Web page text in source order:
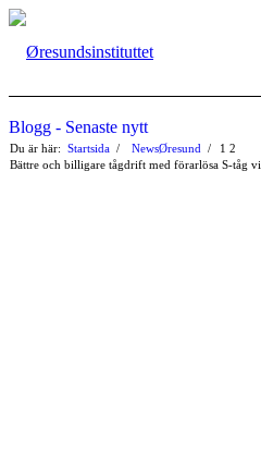
Blogg - Senaste nytt
Du är här: Startsida 1
/ NewsØresund 2
/
Bättre och billigare tågdrift med förarlösa S-tåg